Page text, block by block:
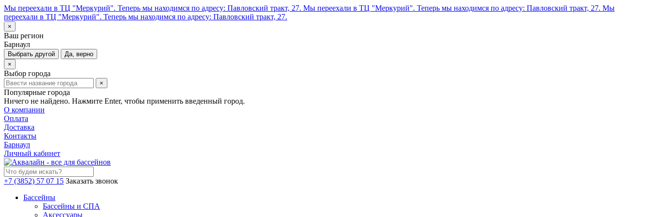
Мы переехали в ТЦ "Меркурий". Теперь мы находимся по адресу: Павловский тракт, 27. Мы переехали в ТЦ "Меркурий". Теперь мы находимся по адресу: Павловский тракт, 27. Мы
переехали в ТЦ "Меркурий". Теперь мы находимся по адресу: Павловский тракт, 27.
×
Ваш регион
Барнаул
Выбрать другой
Да, верно
×
Выбор города
×
Популярные города
Ничего не найдено. Нажмите Enter, чтобы применить введенный город.
О компании
Оплата
Доставка
Контакты
Барнаул
Личный кабинет
+7 (3852) 57 07 15 Заказать звонок
Бассейны
Бассейны и СПА
Аксессуары